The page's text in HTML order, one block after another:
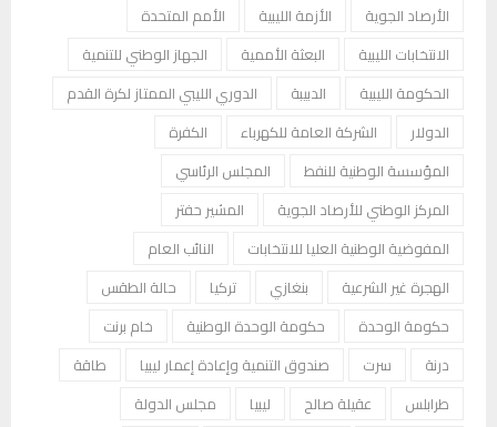
الأرصاد الجوية
الأزمة الليبية
الأمم المتحدة
الانتخابات الليبية
البعثة الأممية
الجهاز الوطني للتنمية
الحكومة الليبية
الدبيبة
الدوري الليبي الممتاز لكرة القدم
الدولار
الشركة العامة للكهرباء
الكفرة
المؤسسة الوطنية للنفط
المجلس الرئاسي
المركز الوطني للأرصاد الجوية
المشير حفتر
المفوضية الوطنية العليا للانتخابات
النائب العام
الهجرة غير الشرعية
بنغازي تركيا
حالة الطقس
حكومة الوحدة
حكومة الوحدة الوطنية
خام برنت
درنة
سرت صندوق التنمية وإعادة إعمار ليبيا
طاقة
طرابلس
عقيلة صالح ليبيا
مجلس الدولة